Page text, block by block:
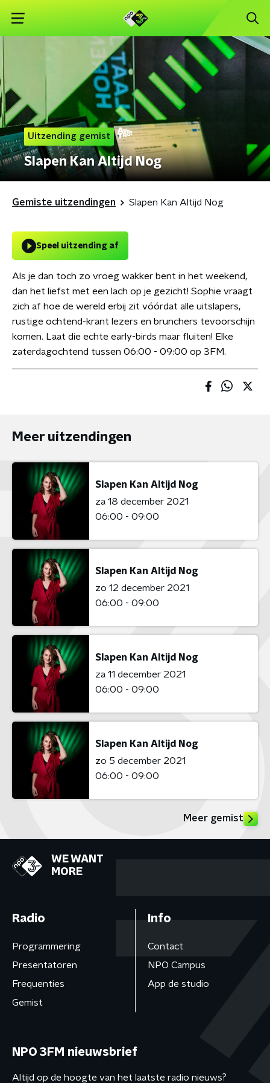
Uitzending gemist
Slapen Kan Altijd Nog
Gemiste uitzendingen Slapen Kan Altijd Nog
Speel uitzending af
Als je dan toch zo vroeg wakker bent in het weekend,
dan het liefst met een lach op je gezicht! Sophie vraagt
zich af hoe de wereld erbij zit vóórdat alle uitslapers,
rustige ochtend-krant lezers en brunchers tevoorschijn
komen. Laat die echte early-birds maar fluiten! Elke
zaterdagochtend tussen 06:00 - 09:00 op 3FM.
Meer uitzendingen
Slapen Kan Altijd Nog
za 18 december 2021
06:00 - 09:00
Slapen Kan Altijd Nog
zo 12 december 2021
06:00 - 09:00
Slapen Kan Altijd Nog
za 11 december 2021
06:00 - 09:00
Slapen Kan Altijd Nog
zo 5 december 2021
06:00 - 09:00
Meer gemist
WE WANT
MORE
Radio
Programmering
Presentatoren
Frequenties
Gemist
Info
Contact
NPO Campus
App de studio
NPO 3FM nieuwsbrief
Altijd op de hoogte van het laatste radio nieuws?